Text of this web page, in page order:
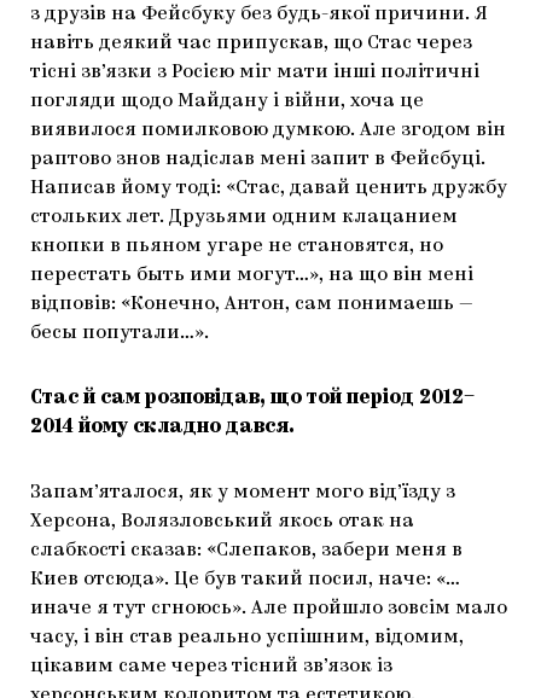
з друзів на Фейсбуку без будь-якої причини. Я
навіть деякий час припускав, що Стас через
тісні зв’язки з Росією міг мати інші політичні
погляди щодо Майдану і війни, хоча це
виявилося помилковою думкою. Але згодом він
раптово знов надіслав мені запит в Фейсбуці.
Написав йому тоді: «Стас, давай ценить дружбу
стольких лет. Друзьями одним клацанием
кнопки в пьяном угаре не становятся, но
перестать быть ими могут…», на що він мені
відповів: «Конечно, Антон, сам понимаешь —
бесы попутали…».
Стас й сам розповідав, що той період 2012–
2014 йому складно дався.
Запам’яталося, як у момент мого від’їзду з
Херсона, Волязловський якось отак на
слабкості сказав: «Слепаков, забери меня в
Киев отсюда». Це був такий посил, наче: «…
иначе я тут сгноюсь». Але пройшло зовсім мало
часу, і він став реально успішним, відомим,
цікавим саме через тісний зв’язок із